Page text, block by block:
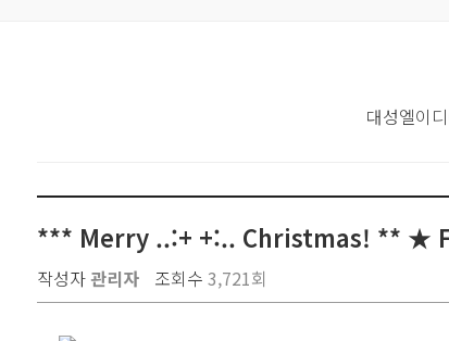
대성엘이
*** Merry ..:+ +:.. Christmas! ** ★
작성자관리자 조회수 3,721회